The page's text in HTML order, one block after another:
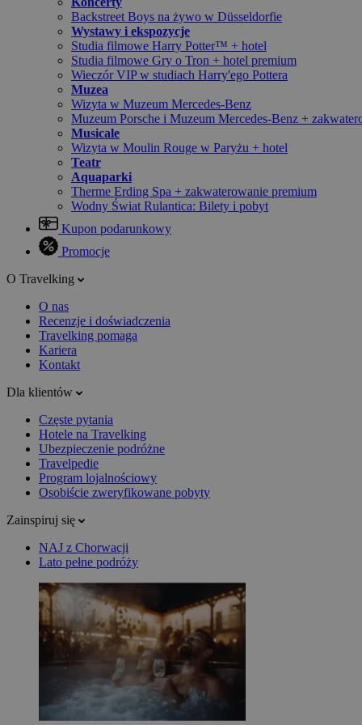
Backstreet Boys na żywo w Düsseldorfie
Wystawy i ekspozycje
Studia filmowe Harry Potter™ + hotel
Studia filmowe Gry o Tron + hotel premium
Wieczór VIP w studiach Harry'ego Pottera
Muzea
Wizyta w Muzeum Mercedes-Benz
Muzeum Porsche i Muzeum Mercedes-Benz +
Musicale
Wizyta w Moulin Rouge w Paryżu + hotel
Teatr
Aquaparki
Therme Erding Spa + zakwaterowanie premium
Wodny Świat Rulantica: Bilety i pobyt
Kupon podarunkowy
Promocje
O Travelking
O nas
Recenzje i doświadczenia
Travelking pomaga
Kariera
Kontakt
Dla klientów
Częste pytania
Hotele na Travelking
Ubezpieczenie podróżne
Travelpedie
Program lojalnościowy
Osobiście zweryfikowane pobyty
Zainspiruj się
NAJ z Chorwacji
Lato pełne podróży